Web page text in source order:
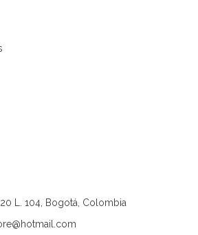
L. 104, Bogotá, Colombia